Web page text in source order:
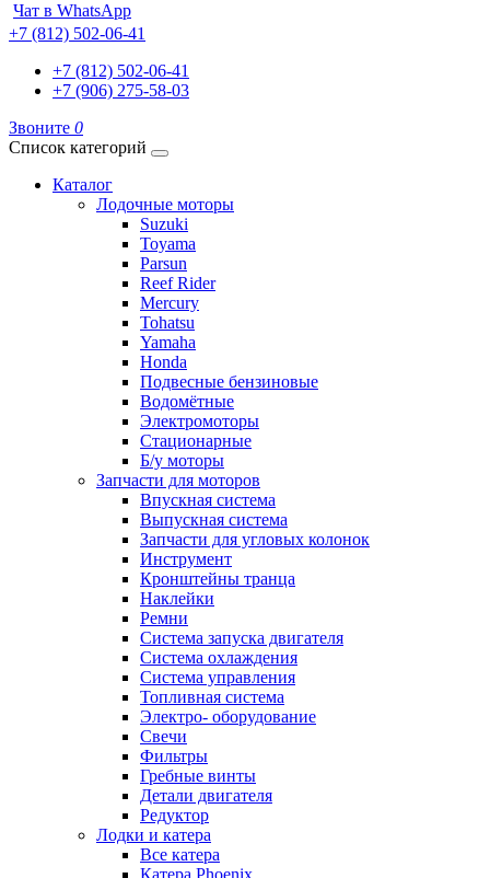
Чат в WhatsApp
+7 (812) 502-06-41
+7 (812) 502-06-41
+7 (906) 275-58-03
Звоните 0
Список категорий
Каталог
Лодочные моторы
Suzuki
Toyama
Parsun
Reef Rider
Mercury
Tohatsu
Yamaha
Honda
Подвесные бензиновые
Водомётные
Электромоторы
Стационарные
Б/у моторы
Запчасти для моторов
Впускная система
Выпускная система
Запчасти для угловых колонок
Инструмент
Кронштейны транца
Наклейки
Ремни
Система запуска двигателя
Система охлаждения
Система управления
Топливная система
Электро- оборудование
Свечи
Фильтры
Гребные винты
Детали двигателя
Редуктор
Лодки и катера
Все катера
Катера Phoenix